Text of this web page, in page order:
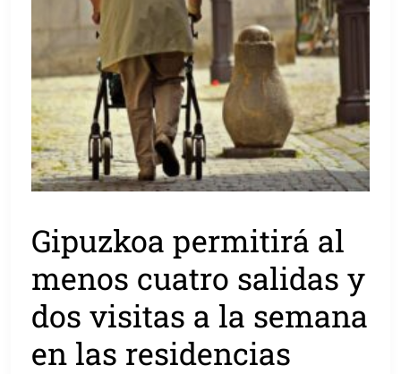
Gipuzkoa permitirá al
menos cuatro salidas y
dos visitas a la semana
en las residencias